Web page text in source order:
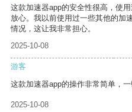
这款加速器app的安全性很高，使
放心。我以前使用过一些其他的加
情况，这让我非常担心。
2025-10-08
游客
这款加速器app的操作非常简单，
2025-10-08